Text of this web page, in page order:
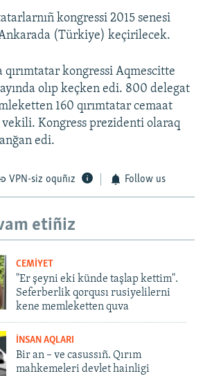
kongressi 2015 senesi
(Türkiye) keçirilecek.
kongressi Aqmescitte
olıp keçken edi. 800 delegat
160 qırımtatar cemaat
vekili. Kongress prezidenti olaraq
edi.
VPN-siz oquñız Follow us
etiñiz
CEMİYET
"Er şeyni eki künde taşlap kettim".
Seferberlik qorqusı rusiyelilerni
kene memleketten quva
İNSAN AQLARI
Bir an – ve casussıñ. Qırım
mahkemeleri devlet hainligi